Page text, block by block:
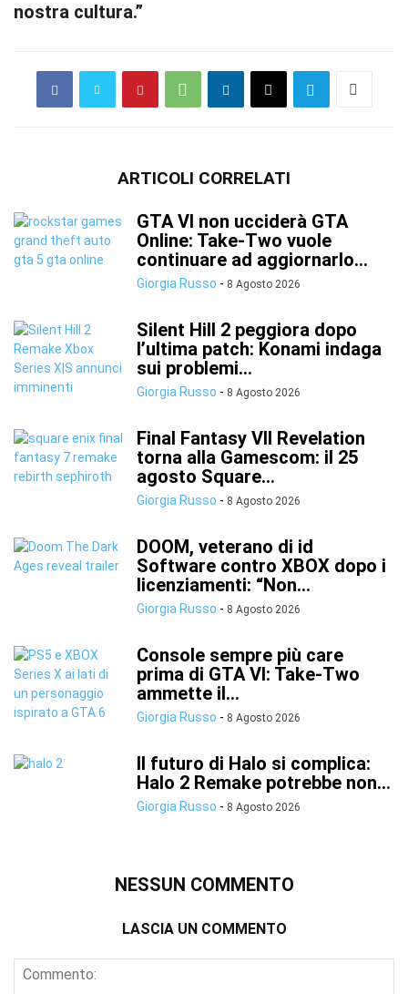
nostra cultura.”
ARTICOLI CORRELATI
GTA VI non ucciderà GTA
Online: Take-Two vuole
continuare ad aggiornarlo...
Giorgia Russo - 8 Agosto 2026
Silent Hill 2 peggiora dopo
l’ultima patch: Konami indaga
sui problemi...
Giorgia Russo - 8 Agosto 2026
Final Fantasy VII Revelation
torna alla Gamescom: il 25
agosto Square...
Giorgia Russo - 8 Agosto 2026
DOOM, veterano di id
Software contro XBOX dopo i
licenziamenti: “Non...
Giorgia Russo - 8 Agosto 2026
Console sempre più care
prima di GTA VI: Take-Two
ammette il...
Giorgia Russo - 8 Agosto 2026
Il futuro di Halo si complica:
Halo 2 Remake potrebbe non...
Giorgia Russo - 8 Agosto 2026
NESSUN COMMENTO
LASCIA UN COMMENTO